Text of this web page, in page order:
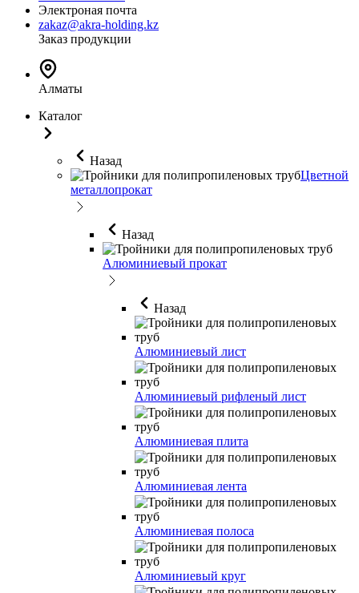
Электроная почта
zakaz@akra-holding.kz
Заказ продукции
Алматы
Каталог
Назад
Цветной
металлопрокат
Назад
Алюминиевый прокат
Назад
Алюминиевый лист
Алюминиевый рифленый лист
Алюминиевая плита
Алюминиевая лента
Алюминиевая полоса
Алюминиевый круг